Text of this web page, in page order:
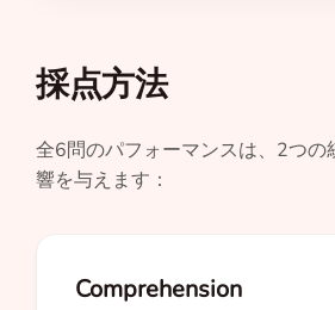
採点方法
全6問のパフォーマンスは、2つの
響を与えます：
Comprehension